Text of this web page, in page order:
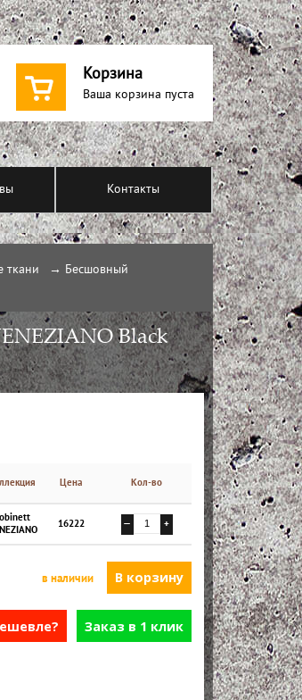
Корзина
Ваша корзина пуста
Контакты
ткани →
Бесшовный
Black
Цена Кол-во
16222 — +
в наличии
Заказ в 1 клик